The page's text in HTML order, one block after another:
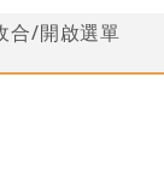
合/開啟選單